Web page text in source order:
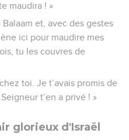
maudira ! »
et, avec des gestes
ici pour maudire mes
tu les couvres de
toi. Je t’avais promis de
t’en a privé ! »
glorieux d'Israël